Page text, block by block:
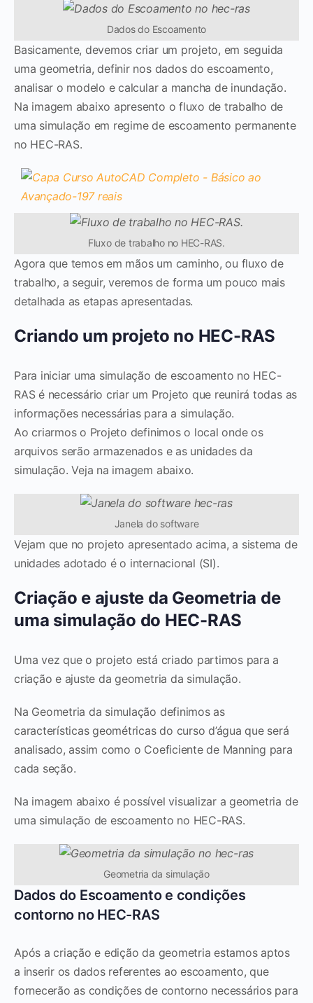
Dados do Escoamento
Basicamente, devemos criar um projeto, em seguida
uma geometria, definir nos dados do escoamento,
analisar o modelo e calcular a mancha de inundação.
Na imagem abaixo apresento o fluxo de trabalho de
uma simulação em regime de escoamento permanente
no HEC-RAS.
Fluxo de trabalho no HEC-RAS.
Agora que temos em mãos um caminho, ou fluxo de
trabalho, a seguir, veremos de forma um pouco mais
detalhada as etapas apresentadas.
Criando um projeto no HEC-RAS
Para iniciar uma simulação de escoamento no HEC-
RAS é necessário criar um Projeto que reunirá todas as
informações necessárias para a simulação.
Ao criarmos o Projeto definimos o local onde os
arquivos serão armazenados e as unidades da
simulação. Veja na imagem abaixo.
Janela do software
Vejam que no projeto apresentado acima, a sistema de
unidades adotado é o internacional (SI).
Criação e ajuste da Geometria de
uma simulação do HEC-RAS
Uma vez que o projeto está criado partimos para a
criação e ajuste da geometria da simulação.
Na Geometria da simulação definimos as
características geométricas do curso d’água que será
analisado, assim como o Coeficiente de Manning para
cada seção.
Na imagem abaixo é possível visualizar a geometria de
uma simulação de escoamento no HEC-RAS.
Geometria da simulação
Dados do Escoamento e condições
contorno no HEC-RAS
Após a criação e edição da geometria estamos aptos
a inserir os dados referentes ao escoamento, que
fornecerão as condições de contorno necessários para